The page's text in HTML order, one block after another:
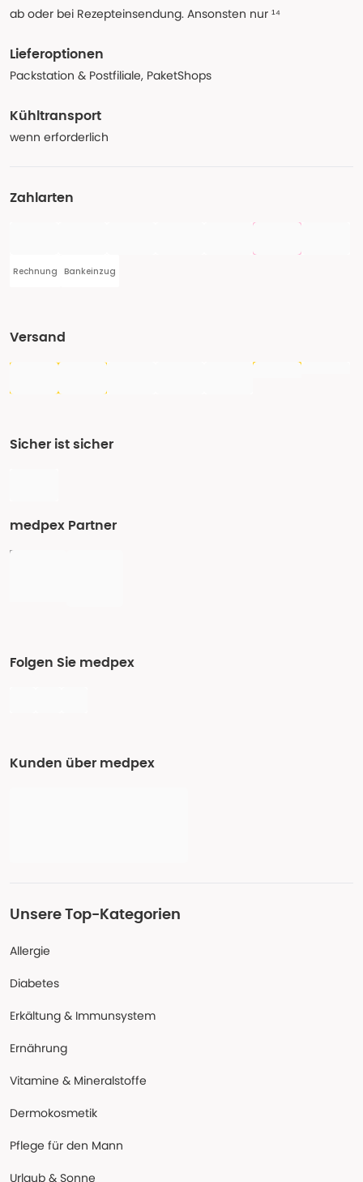
ab oder bei Rezepteinsendung. Ansonsten nur ¹⁴
Lieferoptionen
Packstation & Postfiliale, PaketShops
Kühltransport
wenn erforderlich
Zahlarten
Rechnung Bankeinzug
Versand
Sicher ist sicher
medpex Partner
Folgen Sie medpex
Kunden über medpex
Unsere Top-Kategorien
Allergie
Diabetes
Erkältung & Immunsystem
Ernährung
Vitamine & Mineralstoffe
Dermokosmetik
Pflege für den Mann
Urlaub & Sonne